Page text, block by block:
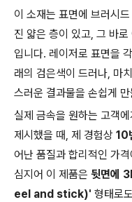
이 소재는 표면에 브러시
진 얇은 층이 있고, 그 바
입니다. 레이저로 표면을
래의 검은색이 드러나, 마
스러운 결과물을 손쉽게
실제 금속을 원하는 고객
제시했을 때, 제 경험상 10
어난 품질과 합리적인 가
심지어 이 제품은 뒷면에
eel and stick)' 형태로